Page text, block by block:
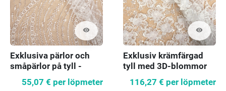
visibility
Exklusiva pärlor och
småpärlor på tyll -
55,07 € per löpmeter
visibility
Exklusiv krämfärgad
tyll med 3D-blommor
116,27 € per löpmeter